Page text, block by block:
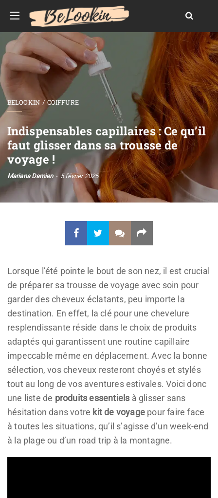
BELOOKIN COIFFURE
Indispensables capillaires : Ce qu’il
faut glisser dans sa trousse de
voyage !
Mariana Damien 5 février 2025
Lorsque l’été pointe le bout de son nez, il est crucial
de préparer sa trousse de voyage avec soin pour
garder des cheveux éclatants, peu importe la
destination. En effet, la clé pour une chevelure
resplendissante réside dans le choix de produits
adaptés qui garantissent une routine capillaire
impeccable même en déplacement. Avec la bonne
sélection, vos cheveux resteront choyés et stylés
tout au long de vos aventures estivales. Voici donc
une liste de produits essentiels à glisser sans
hésitation dans votre kit de voyage pour faire face
à toutes les situations, qu’il s’agisse d’un week-end
à la plage ou d’un road trip à la montagne.